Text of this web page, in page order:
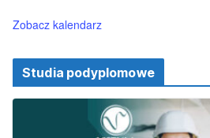
Zobacz kalendarz
Studia podyplomowe